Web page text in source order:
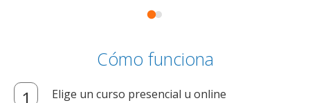
Cómo funciona
Elige un curso presencial u online